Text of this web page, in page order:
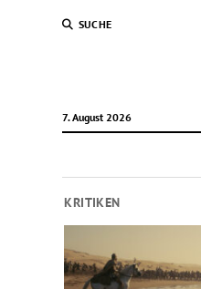
SUCHE
7. August 2026
KRITIKEN